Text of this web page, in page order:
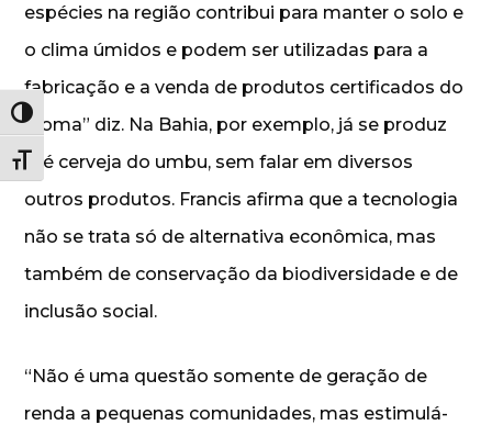
Alternar alto contraste
Alternar tamanho da fonte
espécies na região contribui para manter o solo e
o clima úmidos e podem ser utilizadas para a
fabricação e a venda de produtos certificados do
bioma” diz. Na Bahia, por exemplo, já se produz
até cerveja do umbu, sem falar em diversos
outros produtos. Francis afirma que a tecnologia
não se trata só de alternativa econômica, mas
também de conservação da biodiversidade e de
inclusão social.
“Não é uma questão somente de geração de
renda a pequenas comunidades, mas estimulá-